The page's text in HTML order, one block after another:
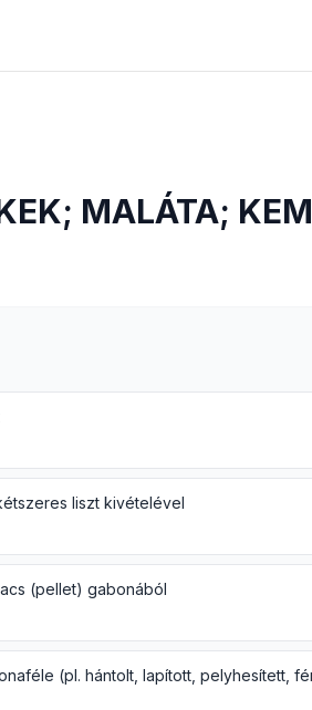
MALÁTA;
liszt kivételével
(pellet) gabonából